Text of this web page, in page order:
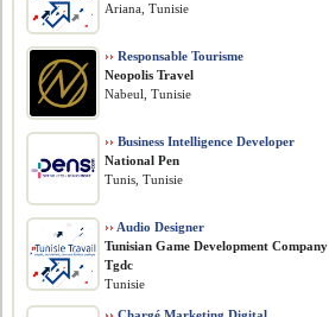
Ariana, Tunisie
›› Responsable Tourisme
Neopolis Travel
Nabeul, Tunisie
›› Business Intelligence Developer
National Pen
Tunis, Tunisie
›› Audio Designer
Tunisian Game Development Company
Tgdc
Tunisie